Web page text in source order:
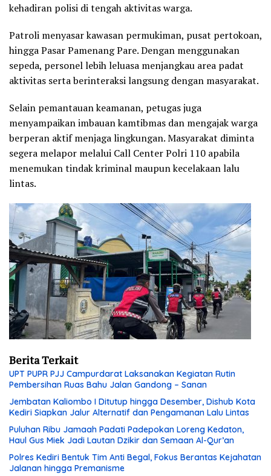
kehadiran polisi di tengah aktivitas warga.
Patroli menyasar kawasan permukiman, pusat pertokoan,
hingga Pasar Pamenang Pare. Dengan menggunakan
sepeda, personel lebih leluasa menjangkau area padat
aktivitas serta berinteraksi langsung dengan masyarakat.
Selain pemantauan keamanan, petugas juga
menyampaikan imbauan kamtibmas dan mengajak warga
berperan aktif menjaga lingkungan. Masyarakat diminta
segera melapor melalui Call Center Polri 110 apabila
menemukan tindak kriminal maupun kecelakaan lalu
lintas.
Berita Terkait
UPT PUPR PJJ Campurdarat Laksanakan Kegiatan Rutin
Pembersihan Ruas Bahu Jalan Gandong – Sanan
Jembatan Kaliombo I Ditutup hingga Desember, Dishub Kota
Kediri Siapkan Jalur Alternatif dan Pengamanan Lalu Lintas
Puluhan Ribu Jamaah Padati Padepokan Loreng Kedaton,
Haul Gus Miek Jadi Lautan Dzikir dan Semaan Al-Qur’an
Polres Kediri Bentuk Tim Anti Begal, Fokus Berantas Kejahatan
Jalanan hingga Premanisme